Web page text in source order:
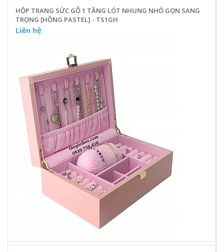
HỘP TRANG SỨC GỖ 1 TẦNG LÓT NHUNG NHỎ GỌN SANG
TRỌNG [HỒNG PASTEL] - TS1GH
Liên hệ